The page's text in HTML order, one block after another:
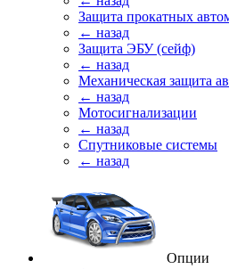
Защита прокатных
← назад
Защита ЭБУ (сейф)
← назад
Механическая защита
← назад
Мотосигнализации
← назад
Спутниковые системы
← назад
Опции